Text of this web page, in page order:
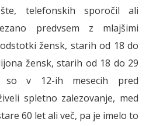
telefonskih sporočil ali
predvsem z mlajšimi
žensk, starih od 18 do
žensk, starih od 18 do 29
so v 12-ih mesecih pred
spletno zalezovanje, med
60 let ali več, pa je imelo to